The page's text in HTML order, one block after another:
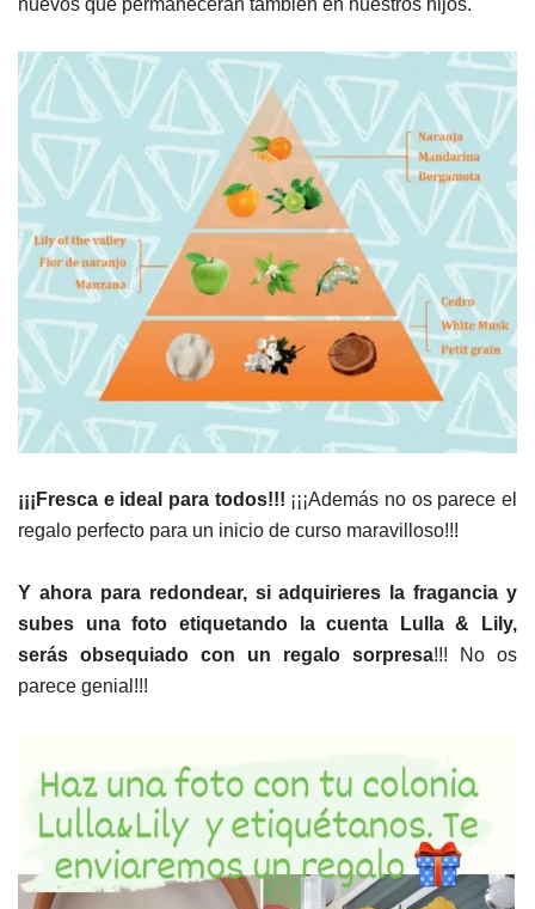
nuevos que permanecerán también en nuestros hijos.
¡¡¡Fresca e ideal para todos!!! ¡¡¡Además no os parece el
regalo perfecto para un inicio de curso maravilloso!!!
Y ahorapara redondear, si adquirieres la fragancia y
subes una foto etiquetando la cuenta Lulla & Lily,
serás obsequiado con un regalo sorpresa!!! No os
parece genial!!!